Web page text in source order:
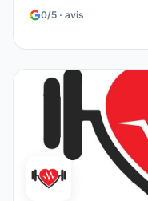
0/5 · avis